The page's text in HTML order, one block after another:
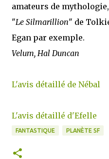
amateurs de
"Le Silmarillion" de
Egan par exemple.
Velum, Hal Duncan
L'avis détaillé de Nébal
L'avis détaillé d'Efelle
FANTASTIQUE PLANÈTE SF